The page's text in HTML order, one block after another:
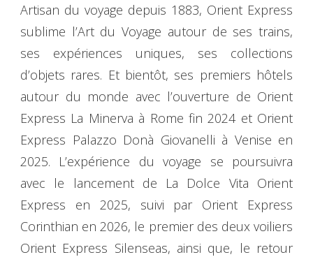
Artisan du voyage depuis 1883, Orient Express
sublime l’Art du Voyage autour de ses trains,
ses expériences uniques, ses collections
d’objets rares. Et bientôt, ses premiers hôtels
autour du monde avec l’ouverture de Orient
Express La Minerva à Rome fin 2024 et Orient
Express Palazzo Donà Giovanelli à Venise en
2025. L’expérience du voyage se poursuivra
avec le lancement de La Dolce Vita Orient
Express en 2025, suivi par Orient Express
Corinthian en 2026, le premier des deux voiliers
Orient Express Silenseas, ainsi que, le retour